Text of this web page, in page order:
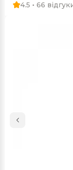
4.5 • 66